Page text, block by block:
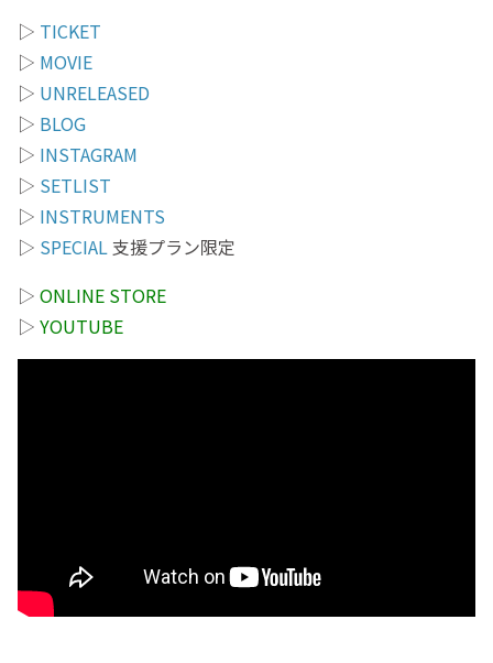
▷ TICKET
▷ MOVIE
▷ UNRELEASED
▷ BLOG
▷ INSTAGRAM
▷ SETLIST
▷ INSTRUMENTS
▷ SPECIAL 支援プラン限定
▷ ONLINE STORE
▷ YOUTUBE